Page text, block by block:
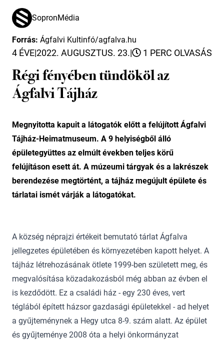
SopronMédia
Forrás: Ágfalvi Kultinfó/agfalva.hu
4 ÉVE|2022. AUGUSZTUS. 23.| 1 PERC OLVASÁS
Régi fényében tündököl az
Ágfalvi Tájház
Megnyitotta kapuit a látogatók előtt a felújított Ágfalvi
Tájház-Heimatmuseum. A 9 helyiségből álló
épületegyüttes az elmúlt években teljes körű
felújításon esett át. A múzeumi tárgyak és a lakrészek
berendezése megtörtént, a tájház megújult épülete és
tárlatai ismét várják a látogatókat.
A község néprajzi értékeit bemutató tárlat Ágfalva
jellegzetes épületében és környezetében kapott helyet. A
tájház létrehozásának ötlete 1999-ben született meg, és
megvalósítása közadakozásból még abban az évben el
is kezdődött. Ez a családi ház - egy 230 éves, vert
téglából épített házsor gazdasági épületekkel - ad helyet
a gyűjteménynek a Hegy utca 8-9. szám alatt. Az épület
és gyűjteménye 2008 óta a helyi önkormányzat